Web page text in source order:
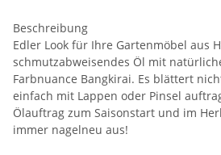
Beschreibung
Edler Look für Ihre Gartenmöbel aus
schmutzabweisendes Öl mit
Farbnuance Bangkirai. Es blättert
einfach mit Lappen oder Pinsel
Ölauftrag zum Saisonstart und im
immer nagelneu aus!